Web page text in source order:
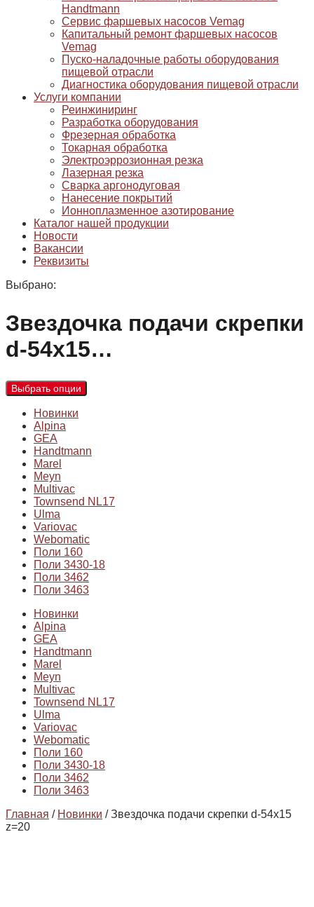
Handtmann
Сервис фаршевых насосов Vemag
Капитальный ремонт фаршевых насосов
Vemag
Пуско-наладочные работы оборудования
пищевой отрасли
Диагностика оборудования пищевой отрасли
Услуги компании
Реинжиниринг
Разработка оборудования
Фрезерная обработка
Токарная обработка
Электроэррозионная резка
Лазерная резка
Сварка аргонодуговая
Нанесение покрытий
Ионноплазменное азотирование
Каталог нашей продукции
Новости
Вакансии
Реквизиты
Выбрано:
Звездочка подачи скрепки
d-54х15…
Выбрать опции
Новинки
Alpina
GEA
Handtmann
Marel
Meyn
Multivac
Townsend NL17
Ulma
Variovac
Webomatic
Поли 160
Поли 3430-18
Поли 3462
Поли 3463
Новинки
Alpina
GEA
Handtmann
Marel
Meyn
Multivac
Townsend NL17
Ulma
Variovac
Webomatic
Поли 160
Поли 3430-18
Поли 3462
Поли 3463
Главная / Новинки / Звездочка подачи скрепки d-54х15
z=20